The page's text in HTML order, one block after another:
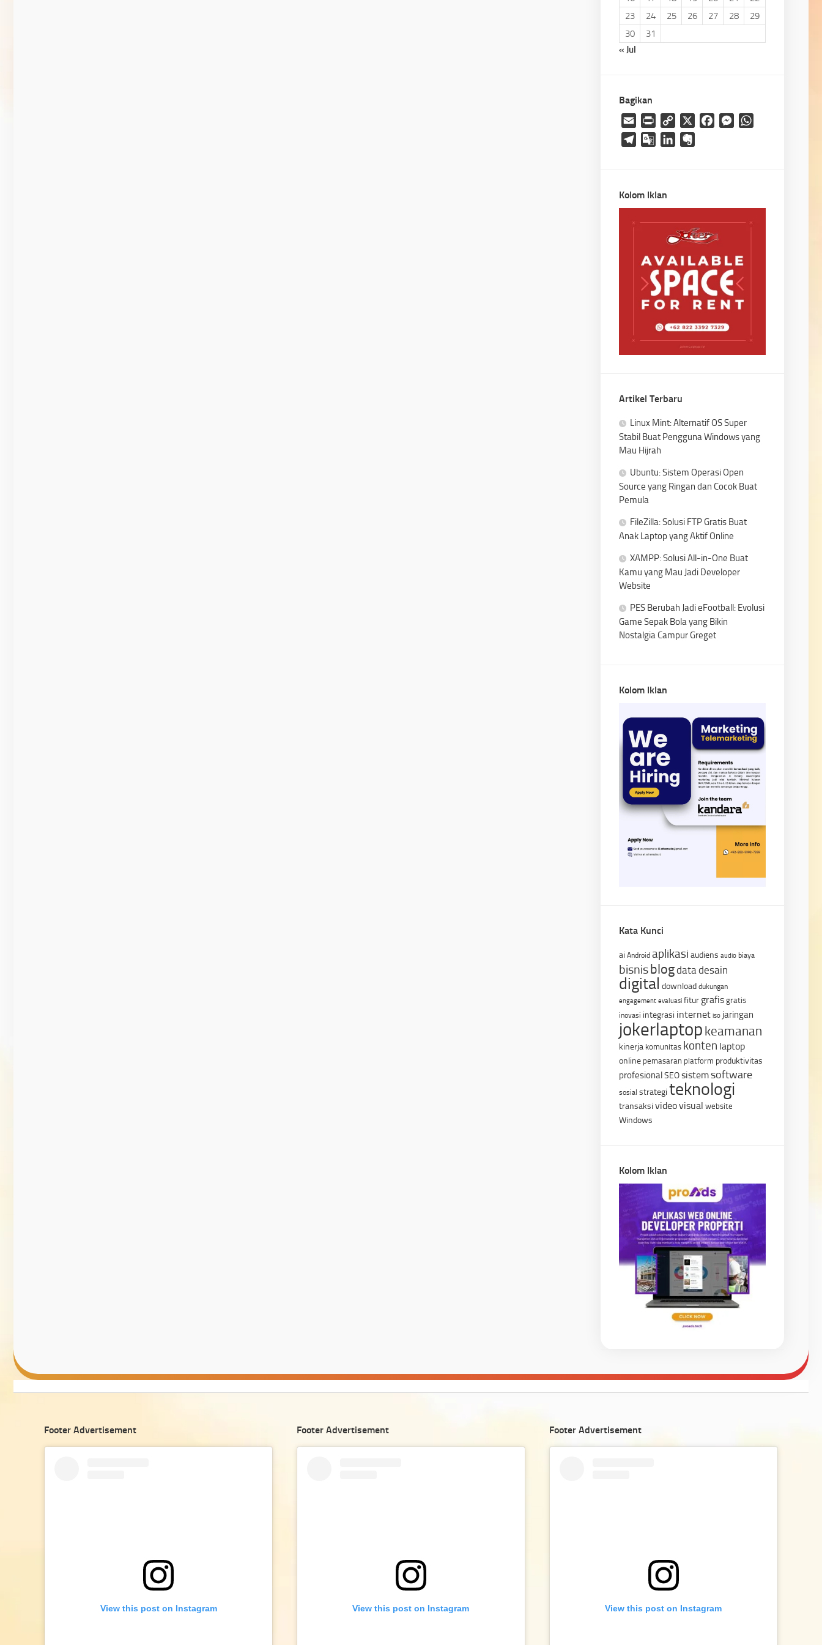
23
24 25 26 27 28
29
30
31
« Jul
Bagikan
Email
Print
Copy
Link
FacebookMessenger
TelegramGoogleLinkedIn
Kolom Iklan
Artikel Terbaru
Linux Mint: Alternatif OS Super
Stabil Buat Pengguna Windows yang
Mau Hijrah
Ubuntu: Sistem Operasi Open
Source yang Ringan dan Cocok Buat
Pemula
FileZilla: Solusi FTP Gratis Buat
Anak Laptop yang Aktif Online
XAMPP: Solusi All-in-One Buat
Kamu yang Mau Jadi Developer
Website
PES Berubah Jadi eFootball: Evolusi
Game Sepak Bola yang Bikin
Nostalgia Campur Greget
Kolom Iklan
Kata Kunci
ai Android aplikasi audiens audio biaya
bisnisblogdata desain
digital download dukungan
engagement evaluasi fitur grafis gratis
inovasi integrasi internet iso jaringan
jokerlaptop keamanan
kinerja komunitas konten laptop
online pemasaran platform produktivitas
profesionalSEOsistemsoftware
sosial strategi teknologi
transaksi videovisual website
Windows
Kolom Iklan
Footer Advertisement
View this post on Instagram
Footer Advertisement
View this post on Instagram
Footer Advertisement
View this post on Instagram